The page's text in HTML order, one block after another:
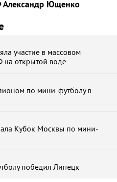
Ющенко
участие в массовом
на открытой воде
по мини-футболу в
Кубок Москвы по мини-
победил Липецк